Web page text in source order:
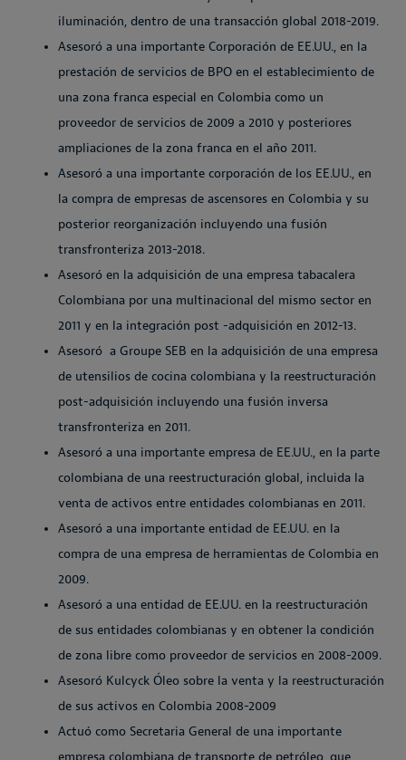
iluminación, dentro de una transacción global 2018-2019.
Asesoró a una importante Corporación de EE.UU., en la
prestación de servicios de BPO en el establecimiento de
una zona franca especial en Colombia como un
proveedor de servicios de 2009 a 2010 y posteriores
ampliaciones de la zona franca en el año 2011.
Asesoró a una importante corporación de los EE.UU., en
la compra de empresas de ascensores en Colombia y su
posterior reorganización incluyendo una fusión
transfronteriza 2013-2018.
Asesoró en la adquisición de una empresa tabacalera
Colombiana por una multinacional del mismo sector en
2011 y en la integración post -adquisición en 2012-13.
Asesoró a Groupe SEB en la adquisición de una empresa
de utensilios de cocina colombiana y la reestructuración
post-adquisición incluyendo una fusión inversa
transfronteriza en 2011.
Asesoró a una importante empresa de EE.UU., en la parte
colombiana de una reestructuración global, incluida la
venta de activos entre entidades colombianas en 2011.
Asesoró a una importante entidad de EE.UU. en la
compra de una empresa de herramientas de Colombia en
2009.
Asesoró a una entidad de EE.UU. en la reestructuración
de sus entidades colombianas y en obtener la condición
de zona libre como proveedor de servicios en 2008-2009.
Asesoró Kulcyck Óleo sobre la venta y la reestructuración
de sus activos en Colombia 2008-2009
Actuó como Secretaria General de una importante
empresa colombiana de transporte de petróleo, que